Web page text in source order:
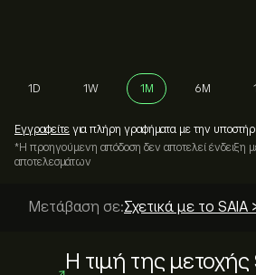
1D 1W 1M 6M
Εγγραφείτε για πλήρη γραφήματα με την
*Η προηγούμενη απόδοση δεν αποτελεί ένδειξη
αποτελεσμάτων
Μετάβαση σε:Σχετικά με το SAIA
Η τιμή της μετοχής